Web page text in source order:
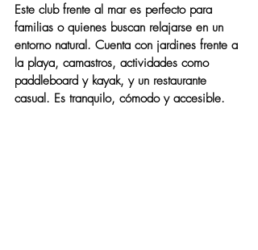
Este club frente al mar es perfecto para
familias o quienes buscan relajarse en un
entorno natural. Cuenta con jardines frente a
la playa, camastros, actividades como
paddleboard y kayak, y un restaurante
casual. Es tranquilo, cómodo y accesible.